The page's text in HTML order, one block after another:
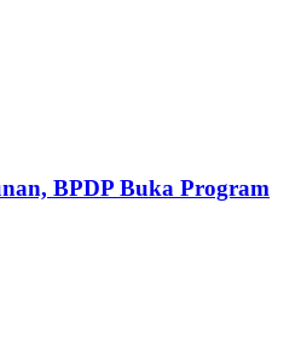
BPDP Buka Program